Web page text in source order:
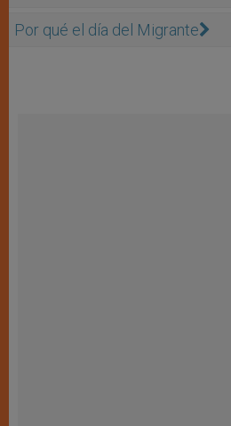
Por qué el día del Migrante